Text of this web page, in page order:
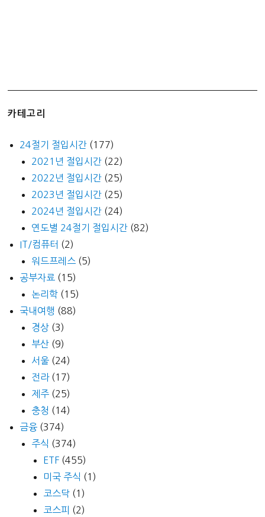
카테고리
24절기 절입시간 (177)
2021년 절입시간 (22)
2022년 절입시간 (25)
2023년 절입시간 (25)
2024년 절입시간 (24)
연도별 24절기 절입시간 (82)
IT/컴퓨터 (2)
워드프레스 (5)
공부자료 (15)
논리학 (15)
국내여행 (88)
경상 (3)
부산 (9)
서울 (24)
전라(17)
제주 (25)
충청 (14)
금융 (374)
주식 (374)
ETF (455)
미국 주식 (1)
코스닥 (1)
코스피 (2)